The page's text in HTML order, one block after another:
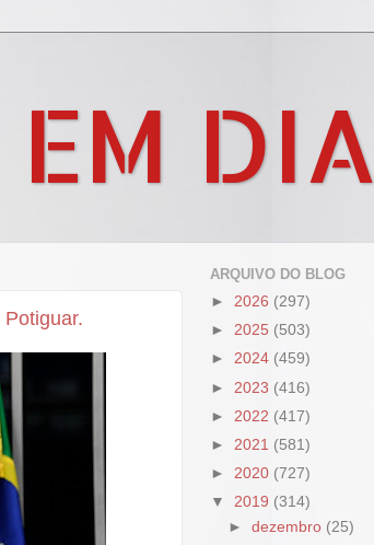
EM DIA
ARQUIVO DO BLOG
► 2026 (297)
► 2025 (503)
► 2024 (459)
► 2023 (416)
► 2022 (417)
► 2021 (581)
► 2020 (727)
▼ 2019 (314)
►dezembro (25)